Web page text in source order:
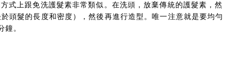
式上跟免洗護髮素非常類似。在洗頭，放棄傳統的護髮素，然
頭髮的長度和密度），然後再進行造型。唯一注意就是要均勻
。